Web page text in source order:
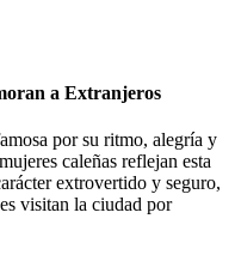
a Extranjeros
por su ritmo, alegría y
caleñas reflejan esta
extrovertido y seguro,
visitan la ciudad por